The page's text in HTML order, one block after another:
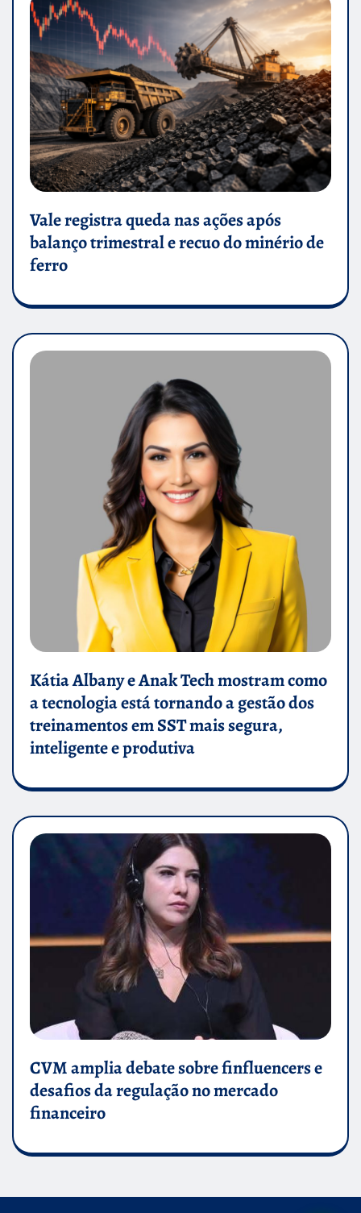
Vale registra queda nas ações após
balanço trimestral e recuo do minério de
ferro
Kátia Albany e Anak Tech mostram como
a tecnologia está tornando a gestão dos
treinamentos em SST mais segura,
inteligente e produtiva
CVM amplia debate sobre finfluencers e
desafios da regulação no mercado
financeiro